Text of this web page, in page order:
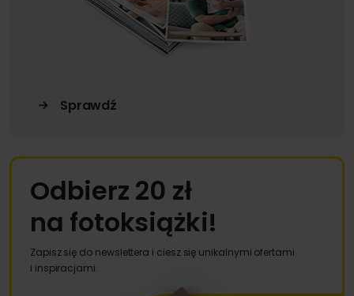
Sprawdź
Odbierz 20 zł
na fotoksiążki!
Zapisz się do newslettera i ciesz się unikalnymi ofertami
i inspiracjami.